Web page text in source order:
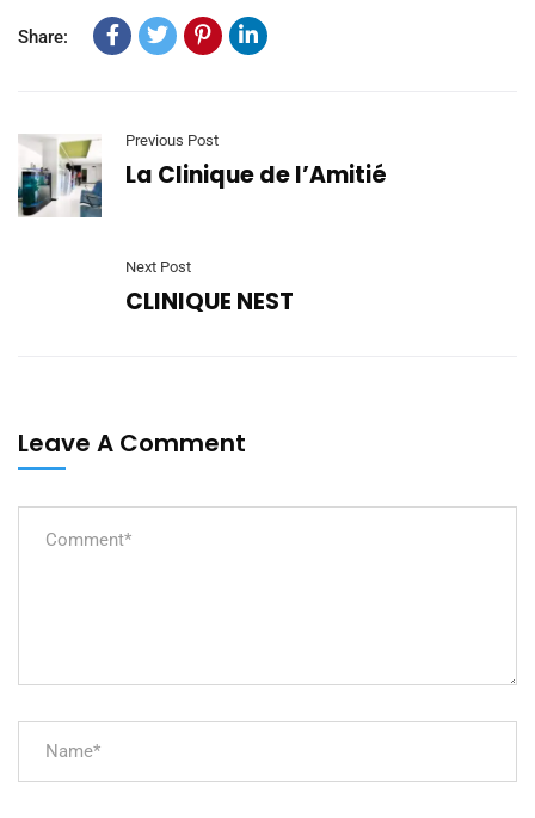
Share:
Previous Post
La Clinique de l’Amitié
Next Post
CLINIQUE NEST
Leave A Comment